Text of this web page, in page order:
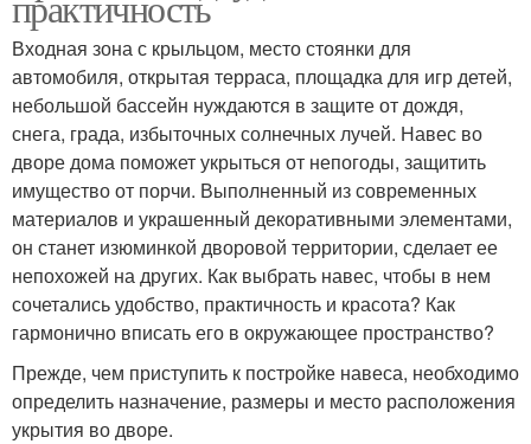
Входная зона с крыльцом, место стоянки для
автомобиля, открытая терраса, площадка для игр детей,
небольшой бассейн нуждаются в защите от дождя,
снега, града, избыточных солнечных лучей. Навес во
дворе дома поможет укрыться от непогоды, защитить
имущество от порчи. Выполненный из современных
материалов и украшенный декоративными элементами,
он станет изюминкой дворовой территории, сделает ее
непохожей на других. Как выбрать навес, чтобы в нем
сочетались удобство, практичность и красота? Как
гармонично вписать его в окружающее пространство?
Прежде, чем приступить к постройке навеса, необходимо
определить назначение, размеры и место расположения
укрытия во дворе.